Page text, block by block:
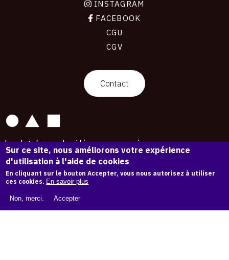
INSTAGRAM
FACEBOOK
CGU
CGV
Contact
La plateforme de référence pour créer,
conserver et promouvoir l'Histoire de l'Art.
Des catalogues raisonnés aux archives
d'expositions.
43 254 œuvres d'art — 7 587 expositions
Copyright © OAM 2026. Tous droits réservés.
Sur ce site, nous améliorons votre expérience
d'utilisation à l'aide de cookies
En cliquant sur le bouton Accepter, vous nous autorisez à utiliser
ces cookies. En savoir plus
Non, merci. Accepter